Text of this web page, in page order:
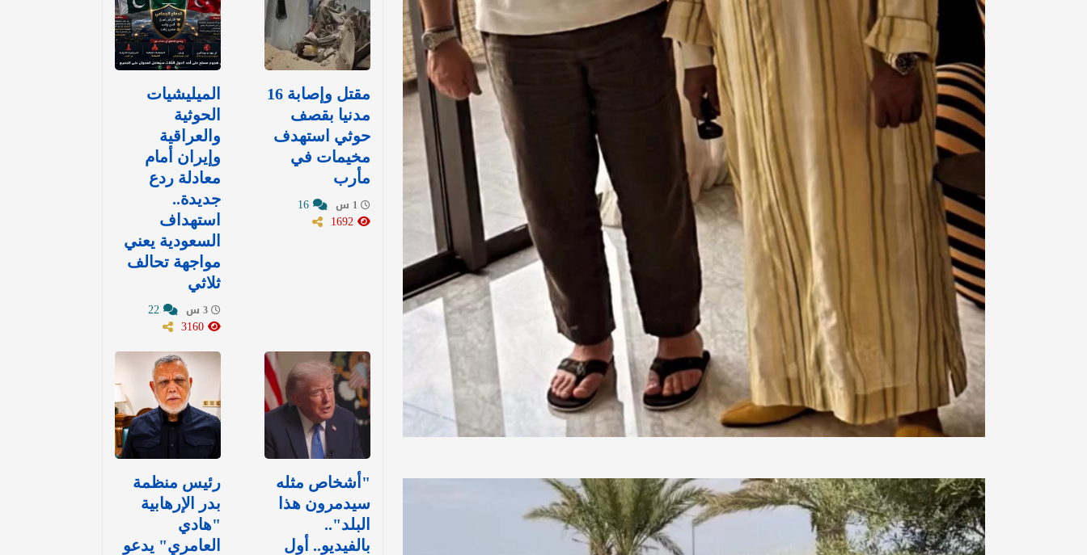
مقتل وإصابة 16
مدنيا بقصف
حوثي استهدف
مخيمات في
مأرب
الميليشيات
الحوثية
والعراقية
وإيران أمام
معادلة ردع
جديدة..
استهداف
السعودية يعني
مواجهة تحالف
ثلاثي
"أشخاص مثله
سيدمرون هذا
البلد"..
بالفيديو.. أول
رئيس منظمة
بدر الإرهابية
"هادي
العامري" يدعو